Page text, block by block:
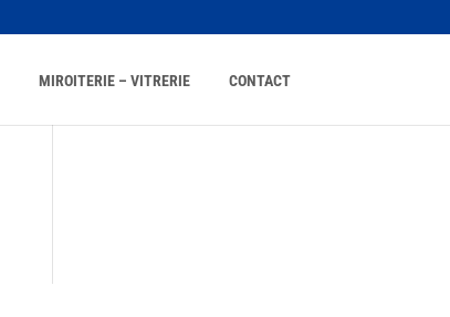
MIROITERIE – VITRERIE CONTACT